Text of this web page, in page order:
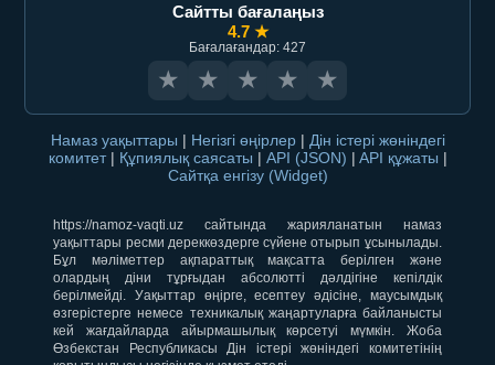
Сайтты бағалаңыз
4.7 ★
Бағалағандар: 427
★ ★ ★ ★ ★
Намаз уақыттары | Негізгі өңірлер | Дін істері жөніндегі
комитет | Құпиялық саясаты | API (JSON) | API құжаты |
Сайтқа енгізу (Widget)
https://namoz-vaqti.uz сайтында жарияланатын намаз
уақыттары ресми дереккөздерге сүйене отырып ұсынылады.
Бұл мәліметтер ақпараттық мақсатта берілген және
олардың діни тұрғыдан абсолютті дәлдігіне кепілдік
берілмейді. Уақыттар өңірге, есептеу әдісіне, маусымдық
өзгерістерге немесе техникалық жаңартуларға байланысты
кей жағдайларда айырмашылық көрсетуі мүмкін. Жоба
Өзбекстан Республикасы Дін істері жөніндегі комитетінің